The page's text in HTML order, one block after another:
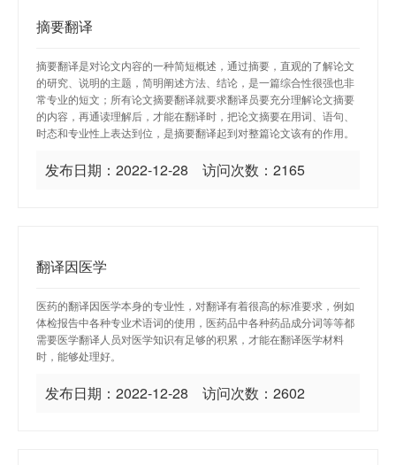
摘要翻译
摘要翻译是对论文内容的一种简短概述，通过摘要，直观的了解论文
的研究、说明的主题，简明阐述方法、结论，是一篇综合性很强也非
常专业的短文；所有论文摘要翻译就要求翻译员要充分理解论文摘要
的内容，再通读理解后，才能在翻译时，把论文摘要在用词、语句、
时态和专业性上表达到位，是摘要翻译起到对整篇论文该有的作用。
发布日期：2022-12-28 访问次数：2165
翻译因医学
医药的翻译因医学本身的专业性，对翻译有着很高的标准要求，例如
体检报告中各种专业术语词的使用，医药品中各种药品成分词等等都
需要医学翻译人员对医学知识有足够的积累，才能在翻译医学材料
时，能够处理好。
发布日期：2022-12-28 访问次数：2602